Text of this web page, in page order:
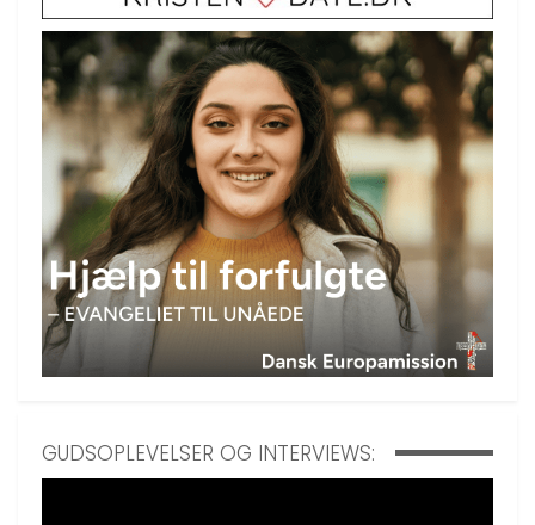
GUDSOPLEVELSER OG INTERVIEWS: